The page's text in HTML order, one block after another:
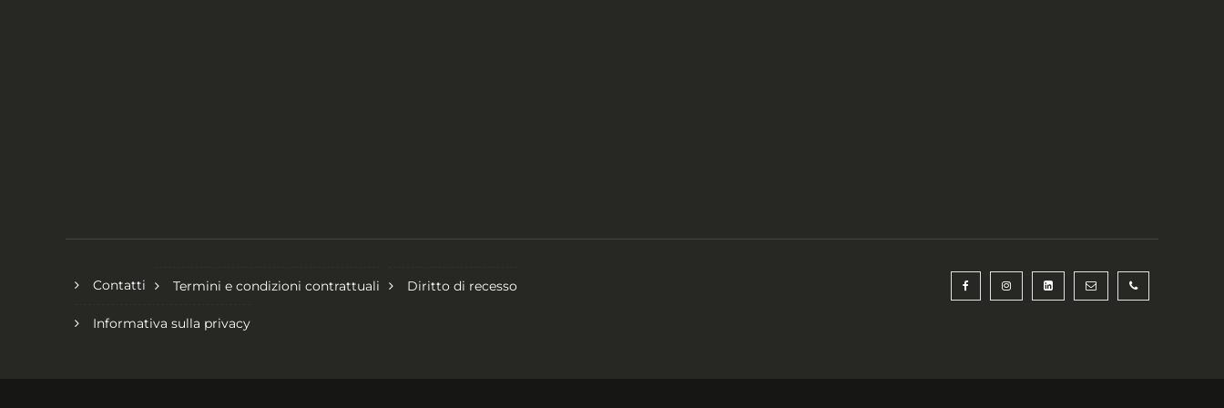
Contatti Termini e condizioni contrattuali Diritto di recesso
Informativa sulla privacy